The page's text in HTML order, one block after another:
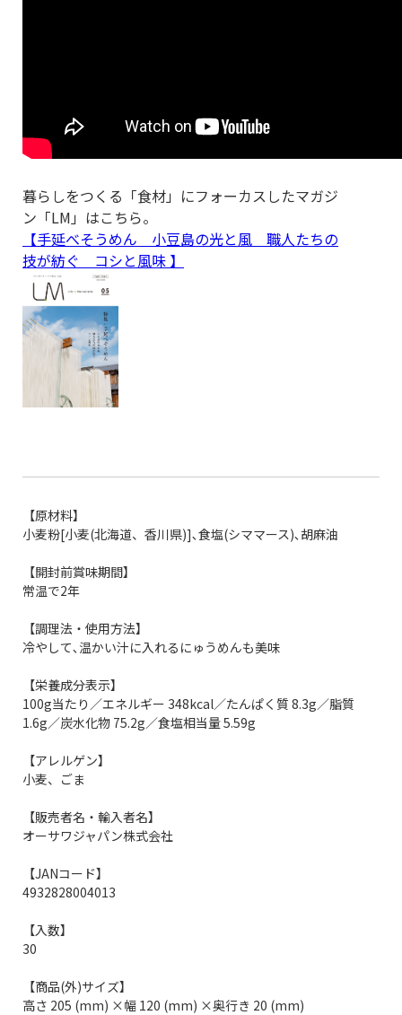
暮らしをつくる「食材」にフォーカスしたマガジ
ン「LM」はこちら。
【手延べそうめん 小豆島の光と風 職人たちの
技が紡ぐ コシと風味 】
【原材料】
小麦粉[小麦(北海道、香川県)]､食塩(シママース)､胡麻油
【開封前賞味期間】
常温で2年
【調理法・使用方法】
冷やして､温かい汁に入れるにゅうめんも美味
【栄養成分表示】
100g当たり／エネルギー 348kcal／たんぱく質 8.3g／脂質
1.6g／炭水化物 75.2g／食塩相当量 5.59g
【アレルゲン】
小麦、ごま
【販売者名・輸入者名】
オーサワジャパン株式会社
【JANコード】
4932828004013
【入数】
30
【商品(外)サイズ】
高さ 205 (mm) ×幅 120 (mm) ×奥行き 20 (mm)